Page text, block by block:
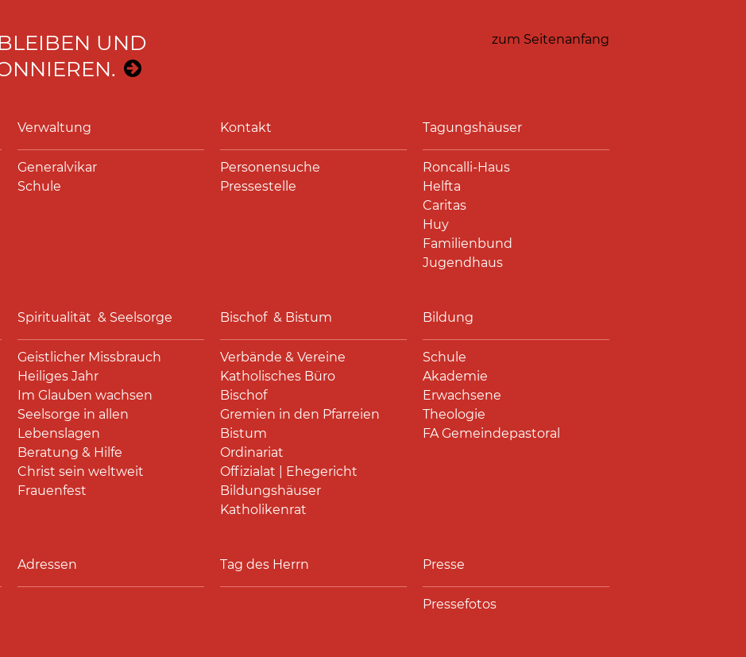
UND
zum Seitenanfang
Verwaltung
Generalvikar
Schule
Kontakt
Personensuche
Pressestelle
Tagungshäuser
Roncalli-Haus
Helfta
Caritas
Huy
Familienbund
Jugendhaus
Spiritualität & Seelsorge
Geistlicher Missbrauch
Heiliges Jahr
Im Glauben wachsen
Seelsorge in allen
Lebenslagen
Beratung & Hilfe
Christ sein weltweit
Frauenfest
Bischof & Bistum
Verbände & Vereine
Katholisches Büro
Bischof
Gremien in den Pfarreien
Bistum
Ordinariat
Offizialat | Ehegericht
Bildungshäuser
Katholikenrat
Bildung
Schule
Akademie
Erwachsene
Theologie
FA Gemeindepastoral
Adressen Tag des Herrn Presse
Pressefotos